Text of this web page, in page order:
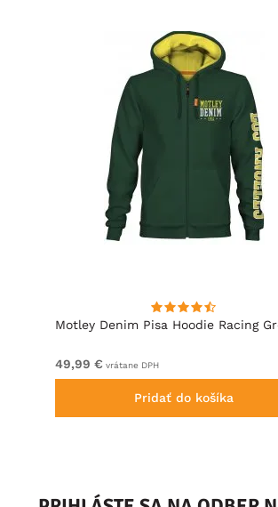
Motley Denim Pisa Hoodie Racing
49,99 € vrátane DPH
Pridať do košíka